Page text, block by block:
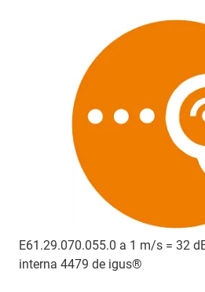
E61.29.070.055.0 a 1 m/s = 32
interna 4479 de igus®